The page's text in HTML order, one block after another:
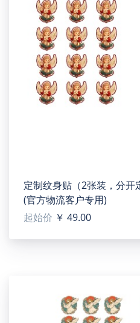
定制纹身贴（2张装，分开
(官方物流客户专用)
起始价 ￥ 49.00